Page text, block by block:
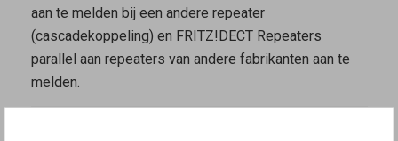
aan te melden bij een andere repeater
(cascadekoppeling) en FRITZ!DECT Repeaters
parallel aan repeaters van andere fabrikanten aan te
melden.